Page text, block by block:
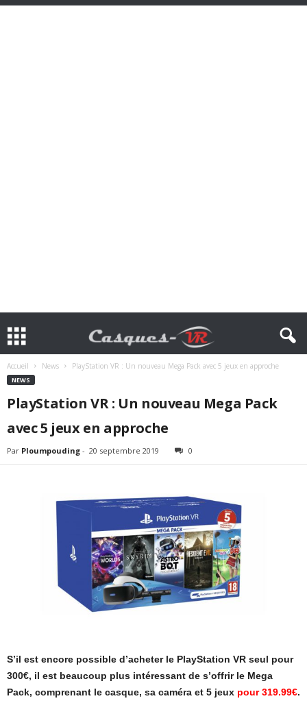
Accueil News PlayStation VR : Un nouveau Mega Pack avec 5 jeux en approche
NEWS
PlayStation VR : Un nouveau Mega Pack
avec 5 jeux en approche
Par Ploumpouding - 20 septembre 2019 0
S’il est encore possible d’acheter le PlayStation VR seul pour
300€, il est beaucoup plus intéressant de s’offrir le Mega
Pack, comprenant le casque, sa caméra et 5 jeux pour 319.99€.